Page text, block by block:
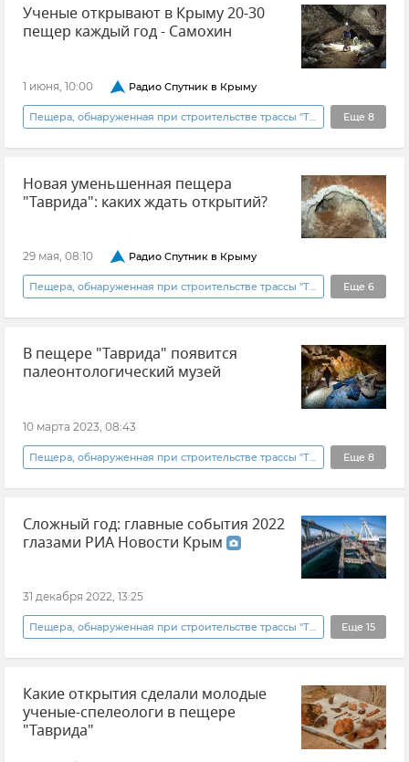
Ученые открывают в Крыму 20-30
пещер каждый год - Самохин
1 июня, 10:00 Радио Спутник в Крыму
Еще 8
Радио "Спутник в Крыму" Геннадий Самохин
Пещеры в Крыму Пещера "Таврида"
Чатыр-Даг
РГО (Русское географическое общество)
Новая уменьшенная пещера
"Таврида": каких ждать открытий?
29 мая, 08:10 Радио Спутник в Крыму
Еще 6
Пещера, обнаруженная при строительстве трассы "Таврида"
Радио "Спутник в Крыму" Геннадий Самохин
Пещеры в Крыму
В пещере "Таврида" появится
палеонтологический музей
10 марта 2023, 08:43
Еще 8
Крым Пещера "Таврида"
Белогорский район
КФУ (Крымский федеральный университет)
Наука в Крыму: открытия и изобретения
Крым подземный
Сложный год: главные события 2022
глазами РИА Новости Крым
31 декабря 2022, 13:25
Еще 15
Пещера, обнаруженная при строительстве трассы "Таврида"
Фотоленты Фото Крым
Общество Погода Новости СВО
Херсонская область
Погода в Крыму
Какие открытия сделали молодые
ученые-спелеологи в пещере
"Таврида"